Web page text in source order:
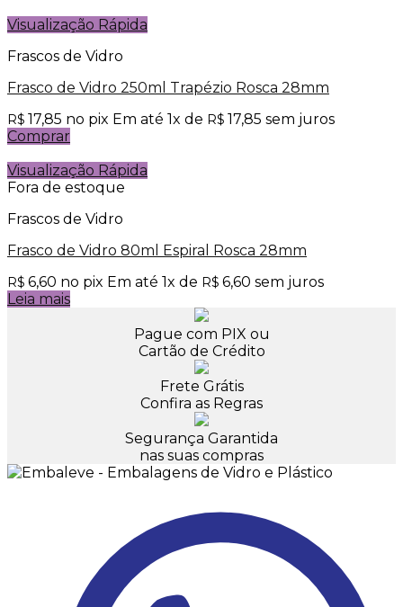
Visualização Rápida
Frascos de Vidro
Frasco de Vidro 250ml Trapézio Rosca 28mm
R$ 17,85 no pix Em até 1x de R$ 17,85 sem juros
Comprar
Visualização Rápida
Fora de estoque
Frascos de Vidro
Frasco de Vidro 80ml Espiral Rosca 28mm
R$ 6,60 no pix Em até 1x de R$ 6,60 sem juros
Leia mais
Pague com PIX ou
Cartão de Crédito
Frete Grátis
Confira as Regras
Segurança Garantida
nas suas compras